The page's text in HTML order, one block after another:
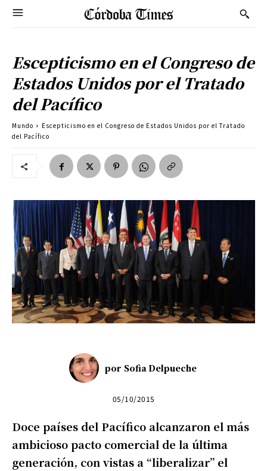
Escepticismo en el Congreso de
Estados Unidos por el Tratado
del Pacífico
Mundo
Escepticismo en el Congreso de Estados Unidos por el Tratado
del Pacífico
por Sofia Delpueche
05/10/2015
Doce países del Pacífico alcanzaron el más
ambicioso pacto comercial de la última
generación, con vistas a “liberalizar” el